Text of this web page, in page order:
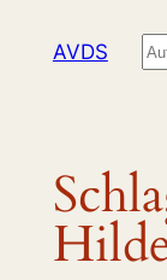
InhaltAVDS